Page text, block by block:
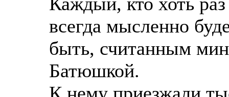
всегда мысленно
быть, считанным
Батюшкой.